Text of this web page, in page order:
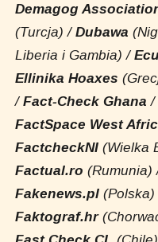
Demagog
(Turcja) /Dubawa
Liberia i Gambia) /
Ellinika Hoaxes
/Fact-Check Ghana
FactSpace West
FactcheckNI (Wielka
Factual.ro (Rumunia)
Fakenews.pl
Faktograf.hr